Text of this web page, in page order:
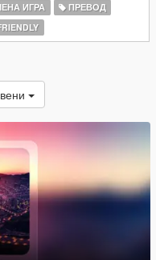
ИГРА
ПРЕВОД